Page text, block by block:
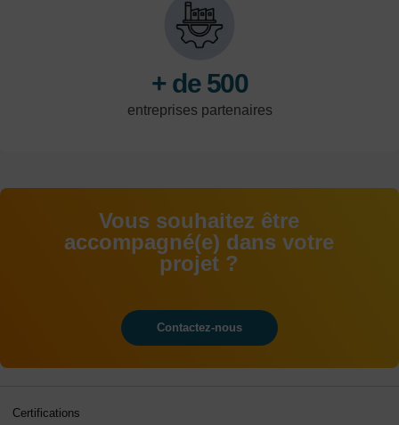
logistique.
+ de 500
entreprises partenaires
Vous souhaitez être
accompagné(e) dans votre
projet ?
Contactez-nous
Certifications